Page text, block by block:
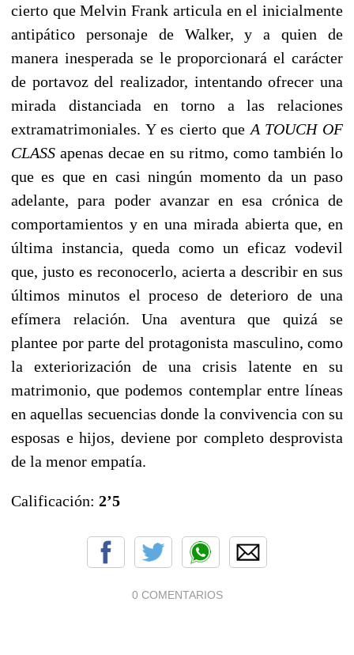
cierto que Melvin Frank articula en el inicialmente
antipático personaje de Walker, y a quien de
manera inesperada se le proporcionará el carácter
de portavoz del realizador, intentando ofrecer una
mirada distanciada en torno a las relaciones
extramatrimoniales. Y es cierto que A TOUCH OF
CLASS apenas decae en su ritmo, como también lo
que es que en casi ningún momento da un paso
adelante, para poder avanzar en esa crónica de
comportamientos y en una mirada abierta que, en
última instancia, queda como un eficaz vodevil
que, justo es reconocerlo, acierta a describir en sus
últimos minutos el proceso de deterioro de una
efímera relación. Una aventura que quizá se
plantee por parte del protagonista masculino, como
la exteriorización de una crisis latente en su
matrimonio, que podemos contemplar entre líneas
en aquellas secuencias donde la convivencia con su
esposas e hijos, deviene por completo desprovista
de la menor empatía.
Calificación: 2’5
0 COMENTARIOS